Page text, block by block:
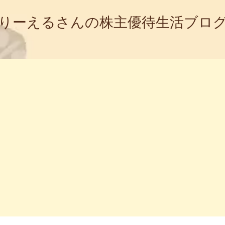
ーえるさんの株主優待生活ブロ